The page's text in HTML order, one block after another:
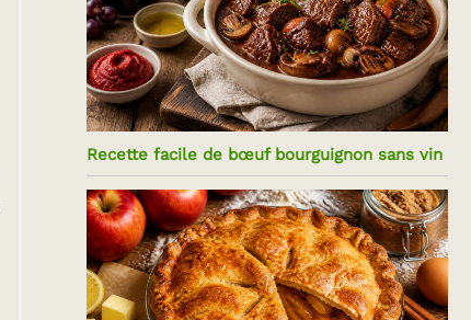
Recette facile de bœuf bourguignon sans vin